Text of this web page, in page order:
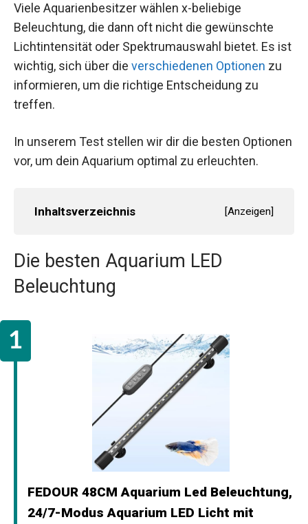
Viele Aquarienbesitzer wählen x-beliebige
Beleuchtung, die dann oft nicht die gewünschte
Lichtintensität oder Spektrumauswahl bietet. Es ist
wichtig, sich über die verschiedenen Optionen zu
informieren, um die richtige Entscheidung zu
treffen.
In unserem Test stellen wir dir die besten Optionen
vor, um dein Aquarium optimal zu erleuchten.
Inhaltsverzeichnis [Anzeigen]
Die besten Aquarium LED
Beleuchtung
FEDOUR 48CM Aquarium Led Beleuchtung,
24/7-Modus Aquarium LED Licht mit